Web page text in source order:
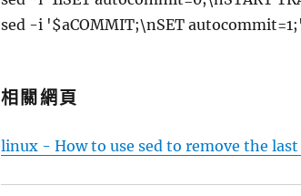
sed -i '$aCOMMIT;\nSET
相關網頁
linux - How to use sed to remove the